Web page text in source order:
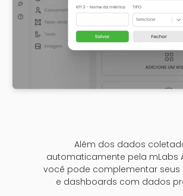
Além dos dados
automaticamente pela mLabs
você pode complementar seus
e dashboards com dados